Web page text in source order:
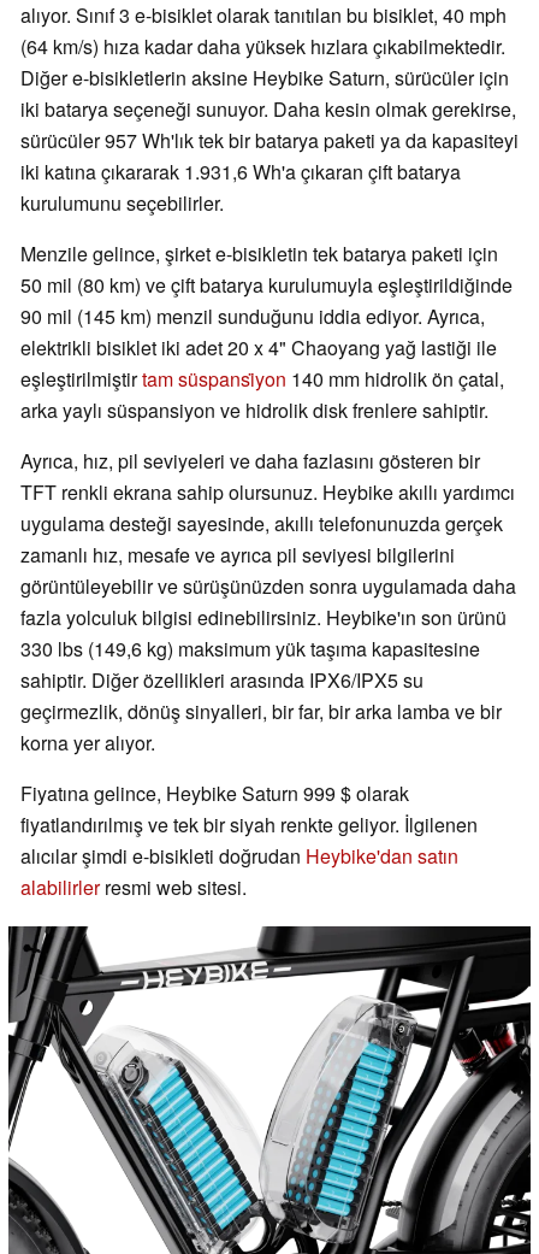
alıyor. Sınıf 3 e-bisiklet olarak tanıtılan bu bisiklet, 40 mph
(64 km/s) hıza kadar daha yüksek hızlara çıkabilmektedir.
Diğer e-bisikletlerin aksine Heybike Saturn, sürücüler için
iki batarya seçeneği sunuyor. Daha kesin olmak gerekirse,
sürücüler 957 Wh'lık tek bir batarya paketi ya da kapasiteyi
iki katına çıkararak 1.931,6 Wh'a çıkaran çift batarya
kurulumunu seçebilirler.
Menzile gelince, şirket e-bisikletin tek batarya paketi için
50 mil (80 km) ve çift batarya kurulumuyla eşleştirildiğinde
90 mil (145 km) menzil sunduğunu iddia ediyor. Ayrıca,
elektrikli bisiklet iki adet 20 x 4" Chaoyang yağ lastiği ile
eşleştirilmiştirtam süspansi̇yon 140 mm hidrolik ön çatal,
arka yaylı süspansiyon ve hidrolik disk frenlere sahiptir.
Ayrıca, hız, pil seviyeleri ve daha fazlasını gösteren bir
TFT renkli ekrana sahip olursunuz. Heybike akıllı yardımcı
uygulama desteği sayesinde, akıllı telefonunuzda gerçek
zamanlı hız, mesafe ve ayrıca pil seviyesi bilgilerini
görüntüleyebilir ve sürüşünüzden sonra uygulamada daha
fazla yolculuk bilgisi edinebilirsiniz. Heybike'ın son ürünü
330 lbs (149,6 kg) maksimum yük taşıma kapasitesine
sahiptir. Diğer özellikleri arasında IPX6/IPX5 su
geçirmezlik, dönüş sinyalleri, bir far, bir arka lamba ve bir
korna yer alıyor.
Fiyatına gelince, Heybike Saturn 999 $ olarak
fiyatlandırılmış ve tek bir siyah renkte geliyor. İlgilenen
alıcılar şimdi e-bisikleti doğrudan Heybike'dan satın
alabilirlerresmi web sitesi.